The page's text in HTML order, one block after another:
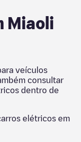
Miaoli
veículos
consultar
dentro de
elétricos em